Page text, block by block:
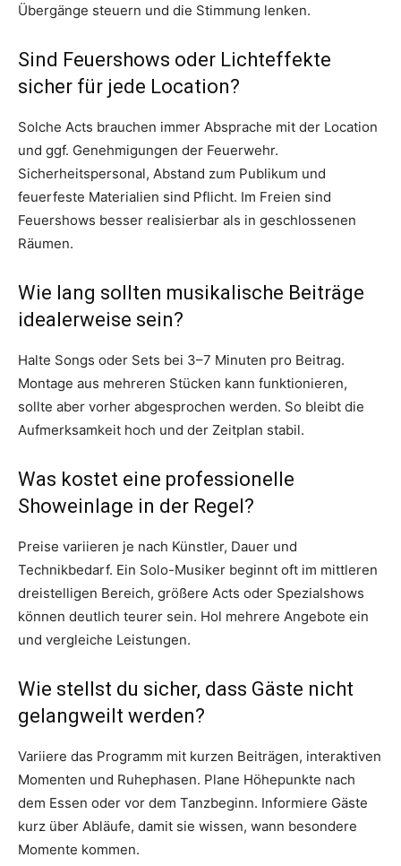
Übergänge steuern und die Stimmung lenken.
Sind Feuershows oder Lichteffekte
sicher für jede Location?
Solche Acts brauchen immer Absprache mit der Location
und ggf. Genehmigungen der Feuerwehr.
Sicherheitspersonal, Abstand zum Publikum und
feuerfeste Materialien sind Pflicht. Im Freien sind
Feuershows besser realisierbar als in geschlossenen
Räumen.
Wie lang sollten musikalische Beiträge
idealerweise sein?
Halte Songs oder Sets bei 3–7 Minuten pro Beitrag.
Montage aus mehreren Stücken kann funktionieren,
sollte aber vorher abgesprochen werden. So bleibt die
Aufmerksamkeit hoch und der Zeitplan stabil.
Was kostet eine professionelle
Showeinlage in der Regel?
Preise variieren je nach Künstler, Dauer und
Technikbedarf. Ein Solo-Musiker beginnt oft im mittleren
dreistelligen Bereich, größere Acts oder Spezialshows
können deutlich teurer sein. Hol mehrere Angebote ein
und vergleiche Leistungen.
Wie stellst du sicher, dass Gäste nicht
gelangweilt werden?
Variiere das Programm mit kurzen Beiträgen, interaktiven
Momenten und Ruhephasen. Plane Höhepunkte nach
dem Essen oder vor dem Tanzbeginn. Informiere Gäste
kurz über Abläufe, damit sie wissen, wann besondere
Momente kommen.